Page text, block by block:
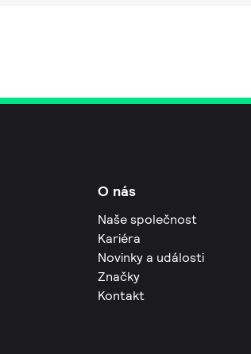
O nás
Naše společnost
Kariéra
Novinky a události
Značky
Kontakt